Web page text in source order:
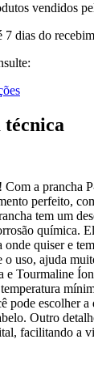
vendidos
dias do
técnica
Com a prancha
perfeito,
tem um
química.
quiser e
uso, ajuda
e Tourmaline
pode escolher
Outro
facilitando a